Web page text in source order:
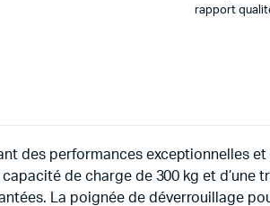
rapport
des performances exceptionnelles
de charge de 300 kg et d’une
La poignée de déverrouillage